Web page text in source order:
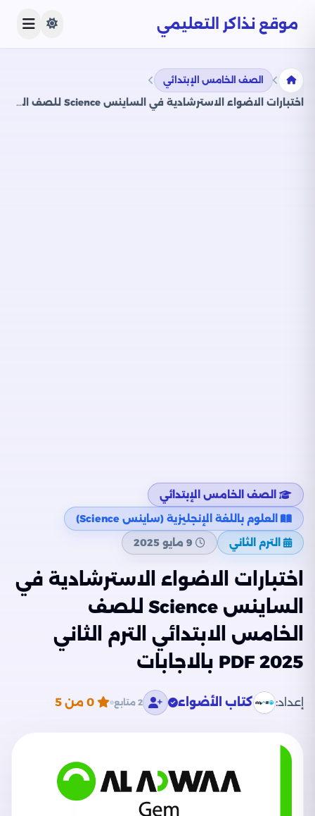
موقع نذاكر التعليمي
الصف الخامس الإبتدائي
اختبارات الاضواء الاسترشادية في الساينس Science للصف الخامس الابتدائي الترم الثاني 2025 PDF بالاجابات
الصف الخامس الإبتدائي
العلوم باللغة الإنجليزية (ساينس Science)
الترم الثاني
9 مايو 2025
اختبارات الاضواء الاسترشادية في
الساينس Science للصف
الخامس الابتدائي الترم الثاني
2025 PDF بالاجابات
إعداد: كتاب الأضواء 2 متابع 0 من 5